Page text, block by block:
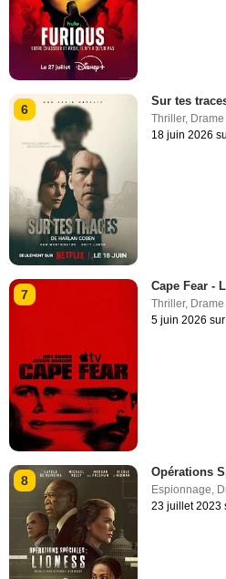
6
Sur tes
Thriller, Drame
18 juin 2026
7
Cape Fear -
Thriller, Drame
5 juin 2026
8
Opérations
Espionnage
23 juillet 2023